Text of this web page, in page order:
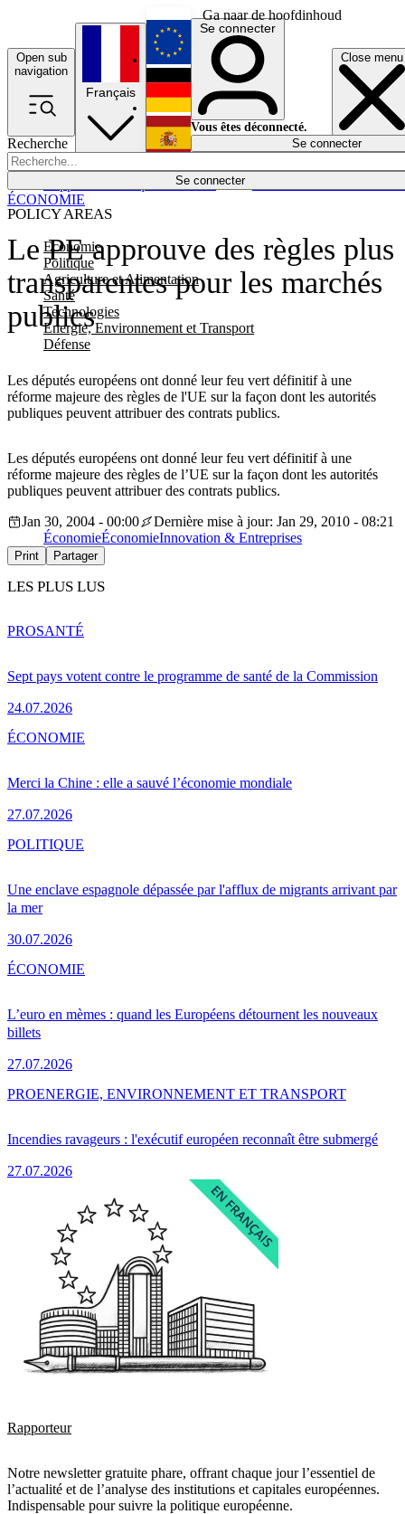
Ga naar de hoofdinhoud
Open sub
navigation
Close menu
Recherche
Se connecter
POLICY AREAS
Economie
Politique
Agriculture et Alimentation
Santé
Technologies
Energie, Environnement et Transport
Défense
Économie
Français
English
Deutsch
Español
Se connecter
Vous êtes déconnecté.
Se connecter
Le PE approuve des règles plus
transparentes pour les marchés
publics
Les députés européens ont donné leur feu vert définitif à une
réforme majeure des règles de l'UE sur la façon dont les autorités
publiques peuvent attribuer des contrats publics.
ÉCONOMIE
Les députés européens ont donné leur feu vert définitif à une
réforme majeure des règles de l’UE sur la façon dont les autorités
publiques peuvent attribuer des contrats publics.
Jan 30, 2004 - 00:00
Dernière mise à jour: Jan 29, 2010 - 08:21
ÉconomieÉconomieInnovation & Entreprises
Print Partager
LES PLUS LUS
Sept pays votent contre le programme de santé de la Commission
24.07.2026
PROSANTÉ
Merci la Chine : elle a sauvé l’économie mondiale
27.07.2026
ÉCONOMIE
Une enclave espagnole dépassée par l'afflux de migrants arrivant par
la mer
30.07.2026
POLITIQUE
L’euro en mèmes : quand les Européens détournent les nouveaux
billets
27.07.2026
ÉCONOMIE
Incendies ravageurs : l'exécutif européen reconnaît être submergé
27.07.2026
PROENERGIE, ENVIRONNEMENT ET TRANSPORT
Rapporteur
Notre newsletter gratuite phare, offrant chaque jour l’essentiel de
l’actualité et de l’analyse des institutions et capitales européennes.
Indispensable pour suivre la politique européenne.